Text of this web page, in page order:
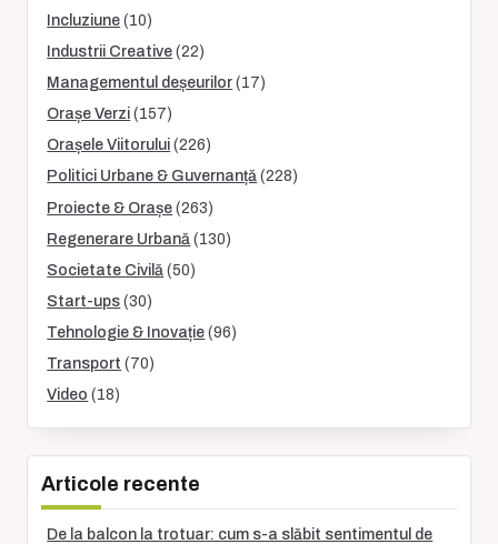
Incluziune (10)
Industrii Creative (22)
Managementul deșeurilor (17)
Orașe Verzi (157)
Orașele Viitorului (226)
Politici Urbane & Guvernanță (228)
Proiecte & Orașe (263)
Regenerare Urbană (130)
Societate Civilă (50)
Start-ups (30)
Tehnologie & Inovație (96)
Transport (70)
Video (18)
Articole recente
De la balcon la trotuar: cum s-a slăbit sentimentul de